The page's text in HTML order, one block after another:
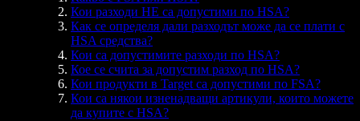
Кои разходи НЕ са допустими по HSA?
Как се определя дали разходът може да се плати с
HSA средства?
Кои са допустимите разходи по HSA?
Кое се счита за допустим разход по HSA?
Кои продукти в Target са допустими по FSA?
Кои са някои изненадващи артикули, които можете
да купите с HSA?